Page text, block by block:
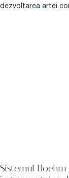
dezvoltarea artei
Sistemul